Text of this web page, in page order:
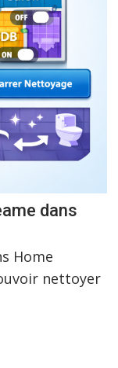
dans
Home
nettoyer